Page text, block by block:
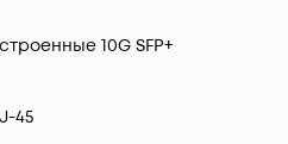
10G SFP+
45